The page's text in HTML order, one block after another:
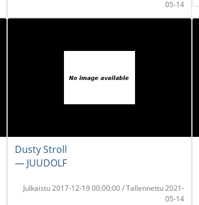
05-14
Dusty Stroll
― JUUDOLF
Julkaistu 2017-12-19 00:00:00 / Tallennettu 2021-
05-14